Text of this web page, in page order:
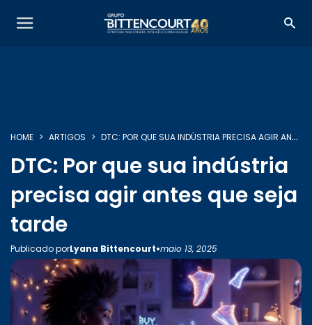
SOBRE NÓS
INSIGHTS
INICIATIVAS
HOME ARTIGOS DTC: POR QUE SUA INDÚSTRIA PRECISA AGIR ANTES QUE SEJA TARDE
DTC: Por que sua indústria
precisa agir antes que seja
tarde
Publicado porLyana Bittencourt•maio 13, 2025